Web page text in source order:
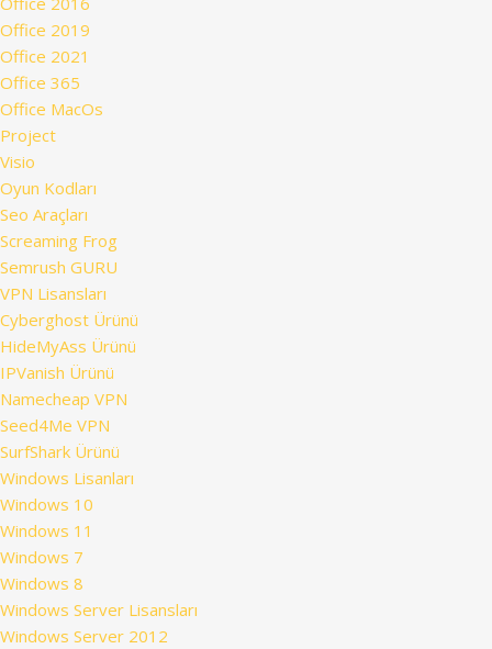
Office 2019
Office 2021
Office 365
Office MacOs
Project
Visio
Oyun Kodları
Seo Araçları
Screaming Frog
Semrush GURU
VPN Lisansları
Cyberghost Ürünü
HideMyAss Ürünü
IPVanish Ürünü
Namecheap VPN
Seed4Me VPN
SurfShark Ürünü
Windows Lisanları
Windows 10
Windows 11
Windows 7
Windows 8
Windows Server Lisansları
Windows Server 2012